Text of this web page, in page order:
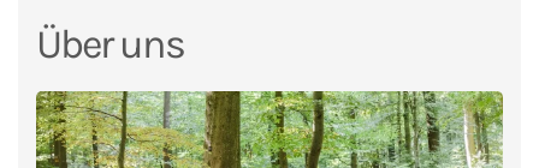
Über uns